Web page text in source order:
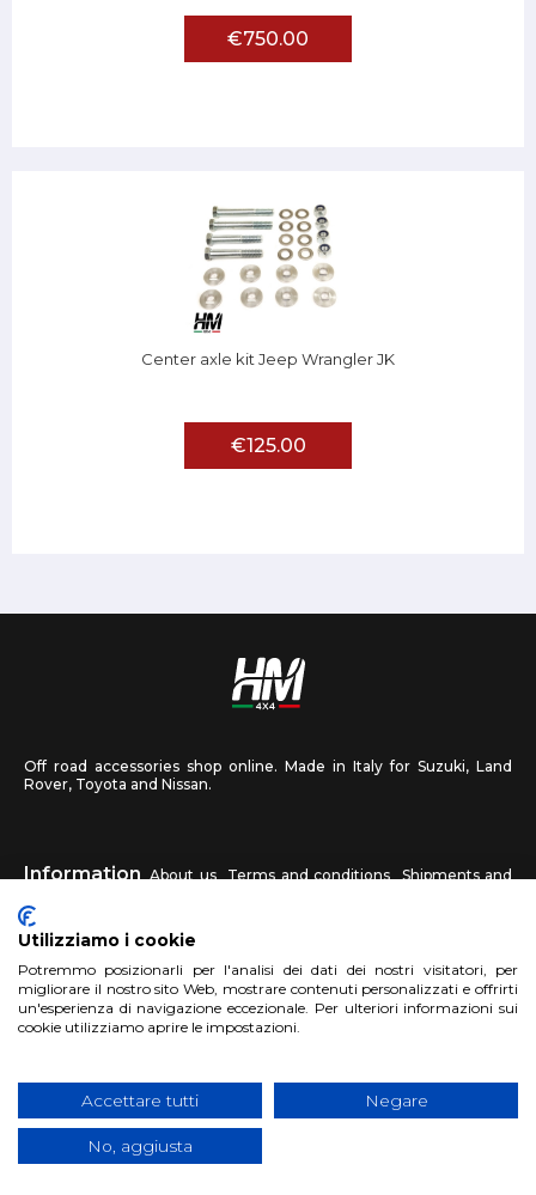
€750.00
Center axle kit Jeep Wrangler JK
€125.00
Off road accessories shop online. Made in Italy for Suzuki, Land
Rover, Toyota and Nissan.
Information About us Terms and conditions
Shipments and
returns
HM4X4 FAQ Affiliated workshop Send us a photo
Account Sign up
Copyright 2017 HM4x4 Nuova Luce di Rosa Limuti
number 06946260822
| privacy cookies policy
Utilizziamo i cookie
Potremmo posizionarli per l'analisi dei dati dei nostri visitatori, per
migliorare il nostro sito Web, mostrare contenuti personalizzati e offrirti
un'esperienza di navigazione eccezionale. Per ulteriori informazioni sui
cookie utilizziamo aprire le impostazioni.
Accettare tutti Negare
No, aggiusta